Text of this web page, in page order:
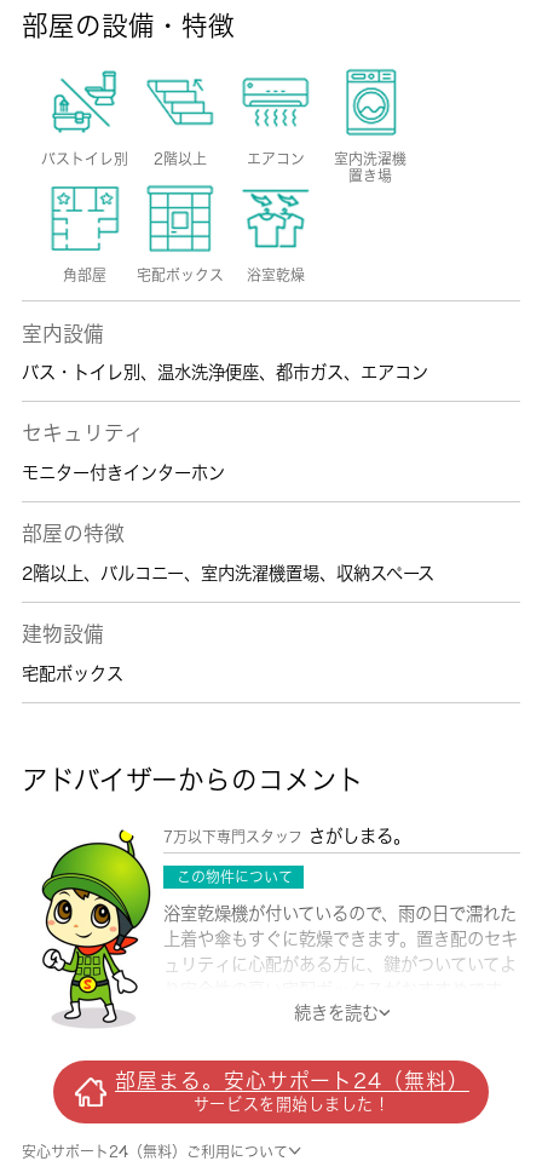
部屋の設備・特徴
バストイレ別 2階以上 エアコン
室内洗濯機
置き場
角部屋 宅配ボックス 浴室乾燥
室内設備
バス・トイレ別 、 温水洗浄便座、 都市ガス、 エアコン
セキュリティ
モニター付きインターホン
部屋の特徴
2階以上、 バルコニー、 室内洗濯機置場、 収納スペース
建物設備
宅配ボックス
アドバイザーからのコメント
7万以下専門スタッフ さがしまる。
この物件について
浴室乾燥機が付いているので、雨の日で濡れた
上着や傘もすぐに乾燥できます。置き配のセキ
ュリティに心配がある方に、鍵がついていてよ
バストイレ別なので浴室のスペースを広く使え
もスムーズに行えます。過ごしやすい環境を実
現する、エアコン付きの物件です。ネット回線
がある物件です。海老名市エリアにある賃貸情
報のことなら、地域に密着した当社へお任せ下
続きを読む
部屋まる。安心サポート24（無料）
サービスを開始しました！
安心サポート24（無料）ご利用について